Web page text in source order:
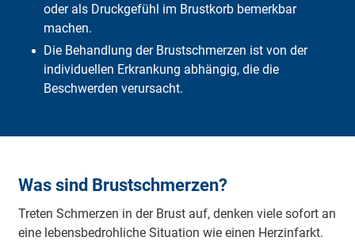
Was bezahlt die GKV?
Fazit
oder als Druckgefühl im Brustkorb bemerkbar
machen.
Die Behandlung der Brustschmerzen ist von der
individuellen Erkrankung abhängig, die die
Beschwerden verursacht.
Was sind Brustschmerzen?
Treten Schmerzen in der Brust auf, denken viele sofort an
eine lebensbedrohliche Situation wie einen Herzinfarkt.